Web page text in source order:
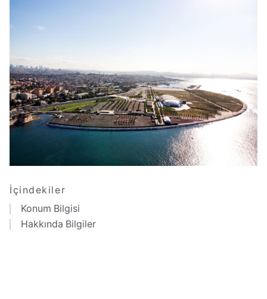
İçindekiler
Konum Bilgisi
Hakkında Bilgiler